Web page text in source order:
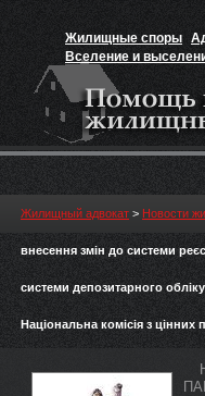
Жилищные споры
Вселение и
Признание прав на
Жилищный адвокат > Новости
внесення змін до системи
системи депозитарного
Національна комісія з